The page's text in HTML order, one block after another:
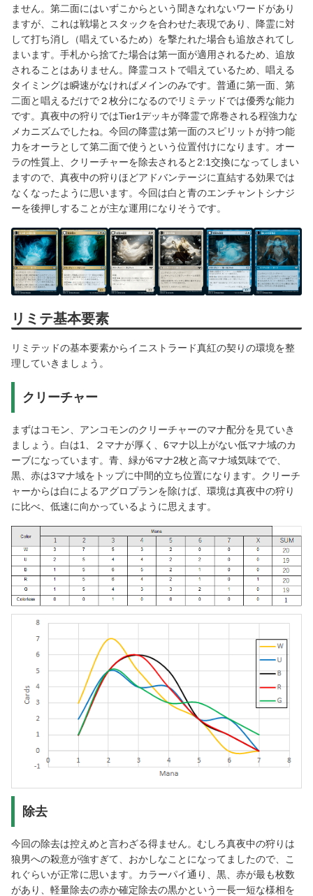
ません。第二面にはいずこからという聞きなれないワードがあり
ますが、これは戦場とスタックを合わせた表現であり、降霊に対
して打ち消し（唱えているため）を撃たれた場合も追放されてし
まいます。手札から捨てた場合は第一面が適用されるため、追放
されることはありません。降霊コストで唱えているため、唱える
タイミングは瞬速がなければメインのみです。普通に第一面、第
二面と唱えるだけで２枚分になるのでリミテッドでは優秀な能力
です。真夜中の狩りではTier1デッキが降霊で席巻される程強力な
メカニズムでしたね。今回の降霊は第一面のスピリットが持つ能
力をオーラとして第二面で使うという位置付けになります。オー
ラの性質上、クリーチャーを除去されると2:1交換になってしまい
ますので、真夜中の狩りほどアドバンテージに直結する効果では
なくなったように思います。今回は白と青のエンチャントシナジ
ーを後押しすることが主な運用になりそうです。
リミテ基本要素
リミテッドの基本要素からイニストラード真紅の契りの環境を整
理していきましょう。
クリーチャー
まずはコモン、アンコモンのクリーチャーのマナ配分を見ていき
ましょう。白は1、２マナが厚く、6マナ以上がない低マナ域のカ
ーブになっています。青、緑が6マナ2枚と高マナ域気味でで、
黒、赤は3マナ域をトップに中間的立ち位置になります。クリーチ
ャーからは白によるアグロプランを除けば、環境は真夜中の狩り
に比べ、低速に向かっているように思えます。
除去
今回の除去は控えめと言わざる得ません。むしろ真夜中の狩りは
狼男への殺意が強すぎて、おかしなことになってましたので、こ
れぐらいが正常に思います。カラーパイ通り、黒、赤が最も枚数
があり、軽量除去の赤か確定除去の黒かという一長一短な様相を